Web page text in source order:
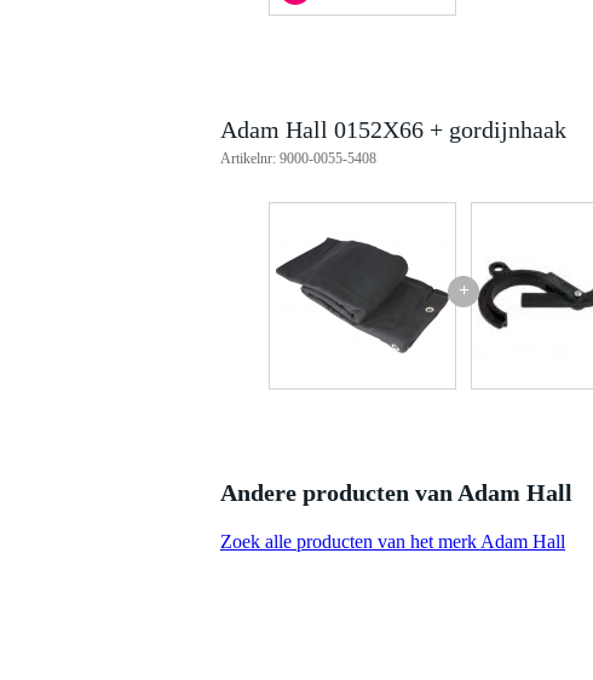
Adam Hall 0152X66 + gordijnhaak
Artikelnr: 9000-0055-5408
+
Andere producten van Adam Hall
Zoek alle producten van het merk Adam Hall